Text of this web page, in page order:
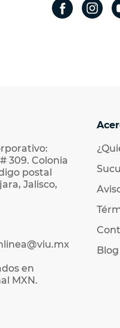
309. Colonia
postal
Jalisco,
en
MXN.
Blog